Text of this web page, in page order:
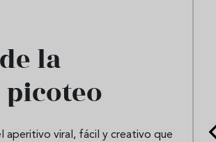
s
la
aperitivo viral, fácil y creativo que